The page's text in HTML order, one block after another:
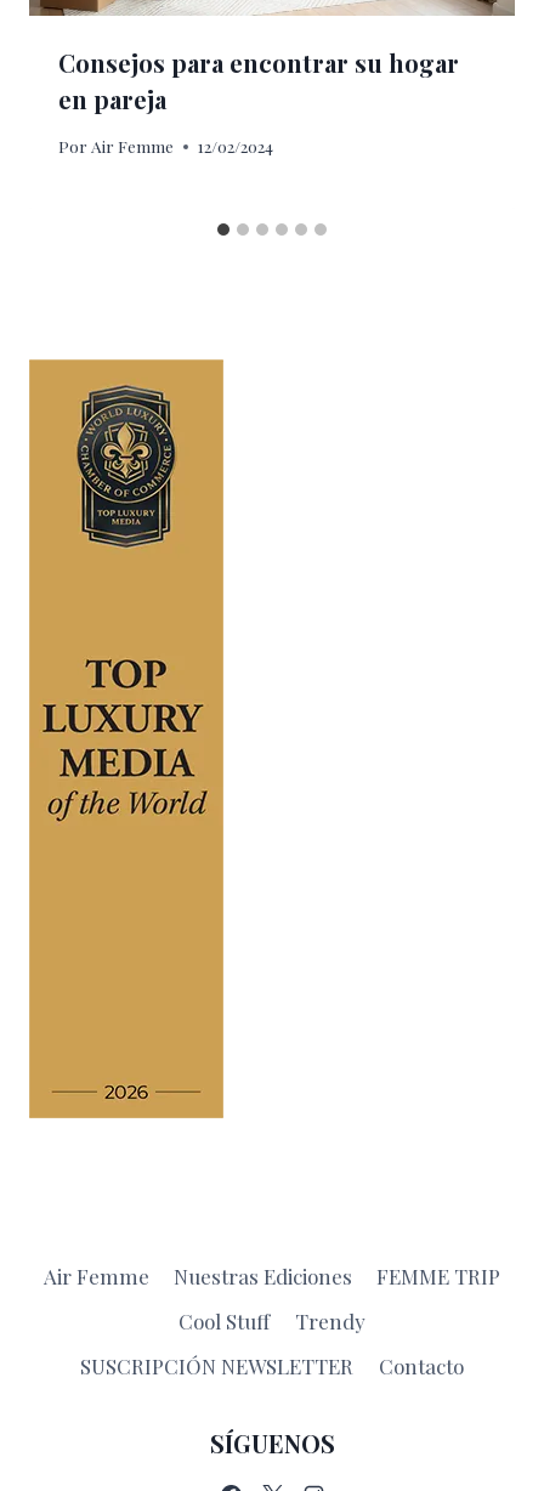
Consejos para encontrar su hogar
en pareja
Por Air Femme 12/02/2024
Air Femme Nuestras Ediciones
FEMME TRIP
Cool Stuff
Trendy
SUSCRIPCIÓN NEWSLETTER
Contacto
SÍGUENOS